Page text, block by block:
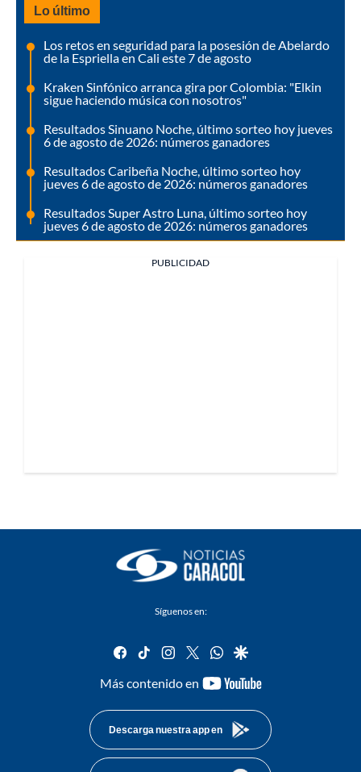
Lo último
Los retos en seguridad para la posesión de Abelardo
de la Espriella en Cali este 7 de agosto
Kraken Sinfónico arranca gira por Colombia: "Elkin
sigue haciendo música con nosotros"
Resultados Sinuano Noche, último sorteo hoy jueves
6 de agosto de 2026: números ganadores
Resultados Caribeña Noche, último sorteo hoy
jueves 6 de agosto de 2026: números ganadores
Resultados Super Astro Luna, último sorteo hoy
jueves 6 de agosto de 2026: números ganadores
PUBLICIDAD
Síguenos en:
facebook
tiktok instagram
twitterwhatsapp
google
Más contenido en
youtube-
Descarga nuestra app en